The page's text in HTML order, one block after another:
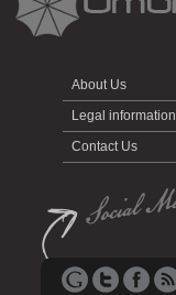
About Us
Legal information
Contact Us